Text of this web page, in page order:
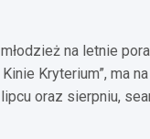
na letnie
Kryterium”, ma
oraz sierpniu,